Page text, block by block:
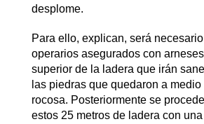
desplome.
Para ello, explican, será
operarios asegurados con
superior de la ladera que irán
las piedras que quedaron a medio
rocosa. Posteriormente se
estos 25 metros de ladera con